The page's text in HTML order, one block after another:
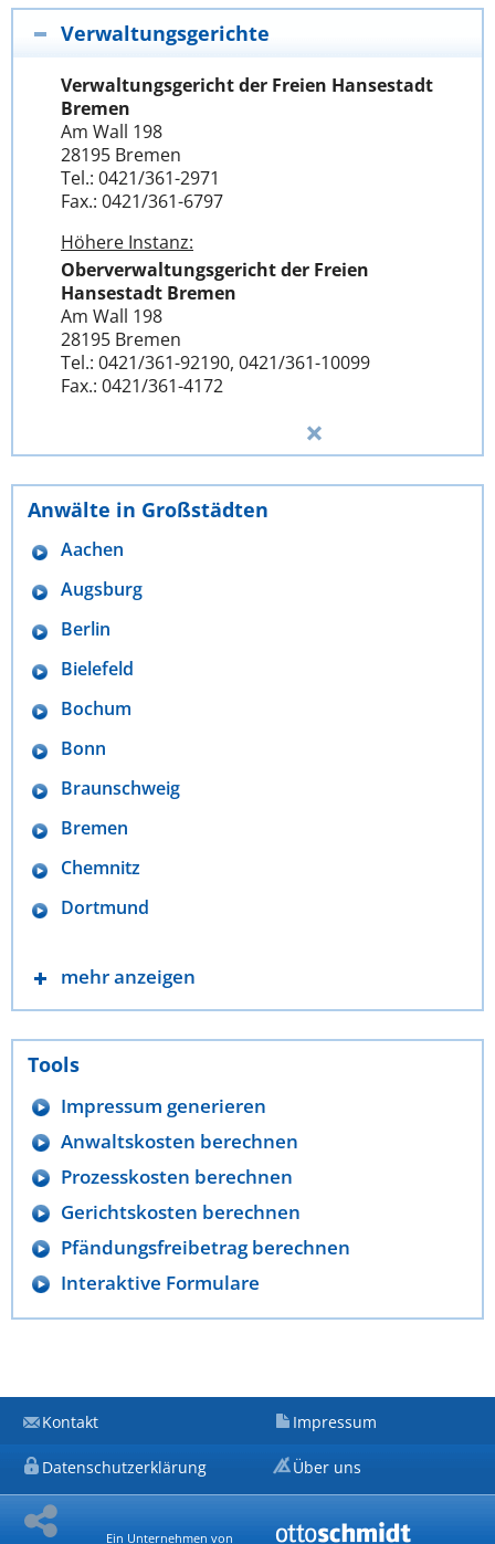
Verwaltungsgerichte
Verwaltungsgericht der Freien Hansestadt
Bremen
Am Wall 198
28195 Bremen
Tel.: 0421/361-2971
Fax.: 0421/361-6797
Höhere Instanz:
Oberverwaltungsgericht der Freien
Hansestadt Bremen
Am Wall 198
28195 Bremen
Tel.: 0421/361-92190, 0421/361-10099
Fax.: 0421/361-4172
Anwälte in Großstädten
Aachen
Augsburg
Berlin
Bielefeld
Bochum
Bonn
Braunschweig
Bremen
Chemnitz
Dortmund
mehr anzeigen
Tools
Impressum generieren
Anwaltskosten berechnen
Prozesskosten berechnen
Gerichtskosten berechnen
Pfändungsfreibetrag berechnen
Interaktive Formulare
Kontakt Impressum
Datenschutzerklärung Über uns
Ein Unternehmen von